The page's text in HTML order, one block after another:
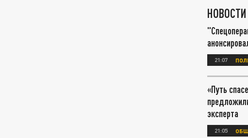
21:07
«Путь
эксперта
21:05